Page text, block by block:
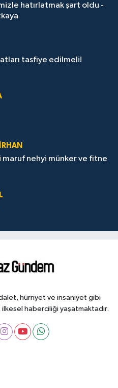
hatırlatmak şart oldu -
tasfiye edilmeli!
maruf nehyi münker ve fitne
hürriyet ve insaniyet gibi
haberciliği yaşatmaktadır.